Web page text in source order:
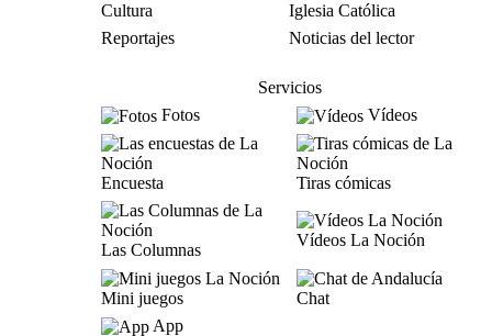
Cultura
Iglesia Católica
Reportajes
Noticias del lector
Servicios
Fotos
Vídeos
Encuesta Tiras cómicas
Las Columnas
Vídeos La Noción
Mini juegos
Chat
App